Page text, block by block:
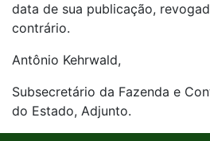
data de sua publicação,
contrário.
Antônio Kehrwald,
Subsecretário da Fazenda e
do Estado, Adjunto.